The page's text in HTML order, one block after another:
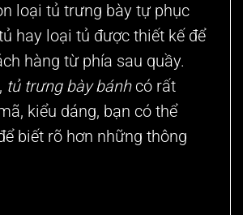
loại tủ trưng bày tự phục
hay loại tủ được thiết kế để
hàng từ phía sau quầy.
tủ trưng bày bánhcó rất
kiểu dáng, bạn có thể
biết rõ hơn những thông